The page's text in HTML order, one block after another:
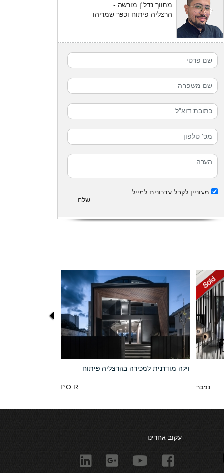
מתווך נדל"ן מורשה -
הרצליה פיתוח וכפר שמריהו
מעוניין לקבל עדכונים למייל
שלח
וילה מודרנית למכירה בהרצליה פיתוח
P.O.R נמכר
עקוב אחרינו